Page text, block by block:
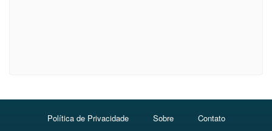
Política de Privacidade Sobre Contato